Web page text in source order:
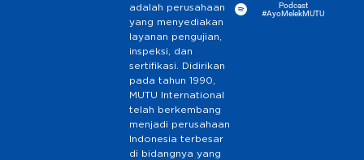
adalah perusahaan
yang menyediakan
layanan pengujian,
inspeksi, dan
sertifikasi. Didirikan
pada tahun 1990,
MUTU International
telah berkembang
menjadi perusahaan
Indonesia terbesar
di bidangnya yang
Podcast
#AyoMelekMUTU